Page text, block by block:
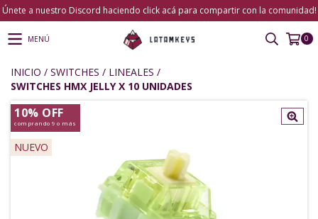
Únete a nuestro Discord haciendo click acá para compartir con la comunidad!
MENÚ 0
INICIO / SWITCHES / LINEALES /
SWITCHES HMX JELLY X 10 UNIDADES
10% OFF
comprando 9 o más
NUEVO